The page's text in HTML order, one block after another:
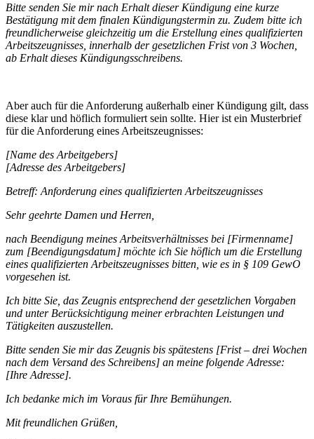
Bitte senden Sie mir nach Erhalt dieser Kündigung eine kurze
Bestätigung mit dem finalen Kündigungstermin zu. Zudem bitte ich
freundlicherweise gleichzeitig um die Erstellung eines qualifizierten
Arbeitszeugnisses, innerhalb der gesetzlichen Frist von 3 Wochen,
ab Erhalt dieses Kündigungsschreibens.
Aber auch für die Anforderung außerhalb einer Kündigung gilt, dass
diese klar und höflich formuliert sein sollte. Hier ist ein Musterbrief
für die Anforderung eines Arbeitszeugnisses:
[Name des Arbeitgebers]
[Adresse des Arbeitgebers]
Betreff: Anforderung eines qualifizierten Arbeitszeugnisses
Sehr geehrte Damen und Herren
nach Beendigung meines Arbeitsverhältnisses bei [Firmenname]
zum [Beendigungsdatum] möchte ich Sie höflich um die Erstellung
eines qualifizierten Arbeitszeugnisses bitten wie es in § 109 GewO
vorgesehen ist.
Ich bitte Sie das Zeugnis entsprechend der gesetzlichen Vorgaben
und unter Berücksichtigung meiner erbrachten Leistungen und
Tätigkeiten auszustellen.
Bitte senden Sie mir das Zeugnis bis spätestens [Frist – drei Wochen
nach dem Versand des Schreibens] an meine folgende Adresse:
[Ihre Adresse].
Ich bedanke mich im Voraus für Ihre Bemühungen.
Mit freundlichen Grüßen